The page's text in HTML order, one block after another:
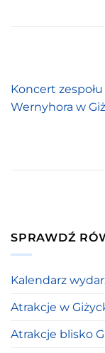
Koncert zespołu
Wernyhora w
SPRAWDŹ
Kalendarz
Atrakcje w
Atrakcje blisko